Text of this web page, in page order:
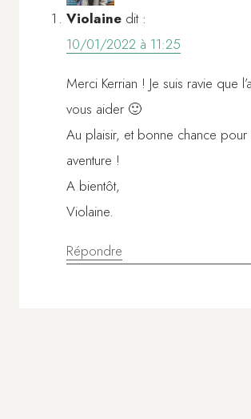
Violaine dit :
10/01/2022 à 11:25
Merci Kerrian ! Je suis ravie que
vous aider 🙂
Au plaisir, et bonne chance pour
aventure !
A bientôt,
Violaine.
Répondre